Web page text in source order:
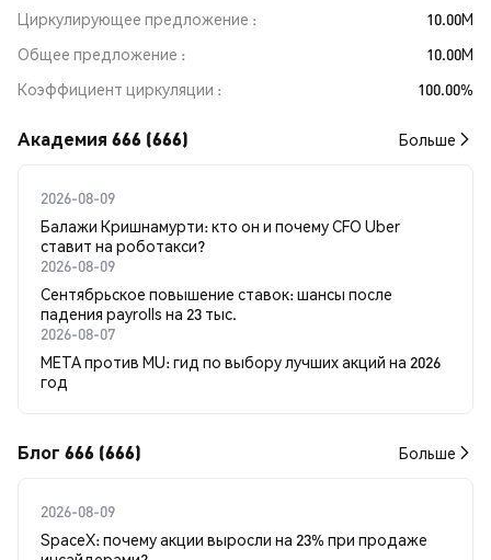
Циркулирующее предложение
10.00M
Общее предложение
10.00M
Коэффициент циркуляции
100.00%
Академия 666 (666) Больше
2026-08-09
Балажи Кришнамурти: кто он и почему CFO Uber
ставит на роботакси?
2026-08-09
Сентябрьское повышение ставок: шансы после
падения payrolls на 23 тыс.
2026-08-07
META против MU: гид по выбору лучших акций на 2026
год
Блог 666 (666) Больше
2026-08-09
SpaceX: почему акции выросли на 23% при продаже